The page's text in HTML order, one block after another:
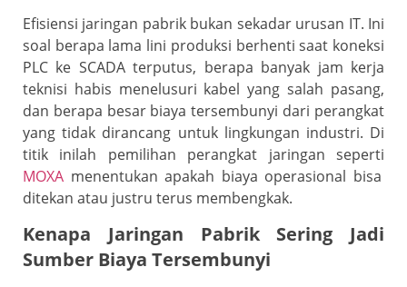
Efisiensi jaringan pabrik bukan sekadar urusan IT. Ini
soal berapa lama lini produksi berhenti saat koneksi
PLC ke SCADA terputus, berapa banyak jam kerja
teknisi habis menelusuri kabel yang salah pasang,
dan berapa besar biaya tersembunyi dari perangkat
yang tidak dirancang untuk lingkungan industri. Di
titik inilah pemilihan perangkat jaringan seperti
MOXA menentukan apakah biaya operasional bisa
ditekan atau justru terus membengkak.
Kenapa Jaringan Pabrik Sering Jadi
Sumber Biaya Tersembunyi